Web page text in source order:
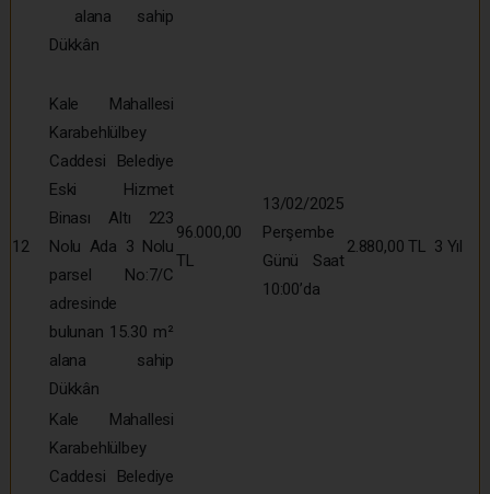
alana sahip
Dükkân
12
Kale Mahallesi
Karabehlülbey
Caddesi Belediye
Eski Hizmet
Binası Altı 223
Nolu Ada 3 Nolu
parsel No:7/C
adresinde
bulunan 15.30 m²
alana sahip
Dükkân
96.000,00
TL
13/02/2025
Perşembe
Günü Saat
10:00’da
2.880,00 TL 3 Yıl
Kale Mahallesi
Karabehlülbey
Caddesi Belediye